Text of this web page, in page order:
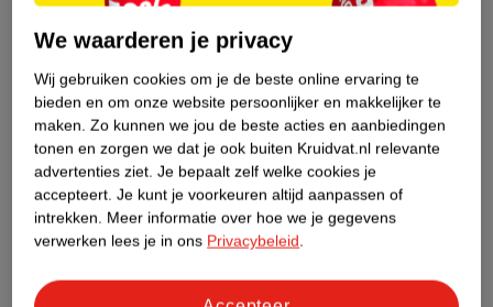
Etiketinformatie
Nature Impact Score
Dit product heeft (nog) geen Nature
Impact Score.
Meer informatie
We waarderen je privacy
Wij gebruiken cookies om je de beste online ervaring te
bieden en om onze website persoonlijker en makkelijker te
maken. Zo kunnen we jou de beste acties en aanbiedingen
tonen en zorgen we dat je ook buiten Kruidvat.nl relevante
advertenties ziet. Je bepaalt zelf welke cookies je
accepteert. Je kunt je voorkeuren altijd aanpassen of
intrekken. Meer informatie over hoe we je gegevens
verwerken lees je in ons Privacybeleid.